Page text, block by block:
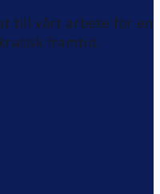
till vårt arbete för en
framtid.